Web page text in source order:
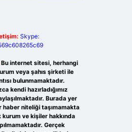
Skype:
Bu internet sitesi, herhangi
veya şahıs şirketi ile
bulunmamaktadır.
kendi hazırladığımız
Burada yer
haber niteliği taşımamakta
ve kişiler hakkında
Gerçek